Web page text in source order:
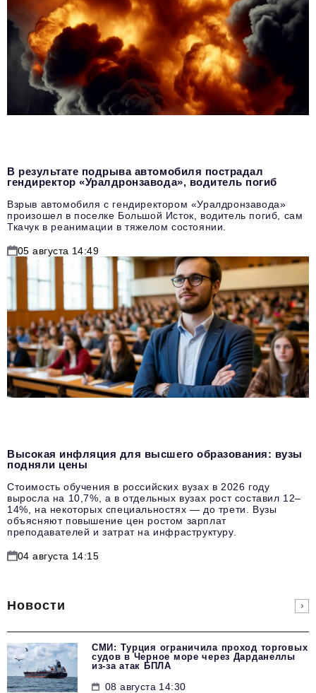
В результате подрыва автомобиля пострадал
гендиректор «Уралдронзавода», водитель погиб
Взрыв автомобиля с гендиректором «Уралдронзавода»
произошел в поселке Большой Исток, водитель погиб, сам
Ткачук в реанимации в тяжелом состоянии.
05 августа 14:49
Высокая инфляция для высшего образования: вузы
подняли цены
Стоимость обучения в российских вузах в 2026 году
выросла на 10,7%, а в отдельных вузах рост составил 12–
14%, на некоторых специальностях — до трети. Вузы
объясняют повышение цен ростом зарплат
преподавателей и затрат на инфраструктуру.
04 августа 14:15
Новости
СМИ: Турция ограничила проход торговых
судов в Черное море через Дарданеллы
из-за атак БПЛА
08 августа 14:30